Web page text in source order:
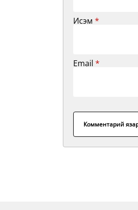
Исэм *
Email *
Комментарий